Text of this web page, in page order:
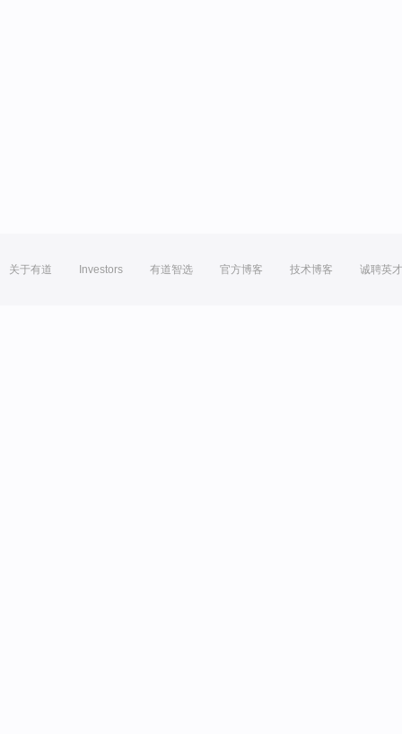
关于有道 Investors 有道智选 官方博客 技术博客 诚聘英才